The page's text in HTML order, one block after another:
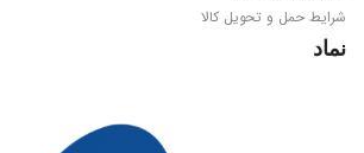
شرایط حمل و تحویل کالا
نماد